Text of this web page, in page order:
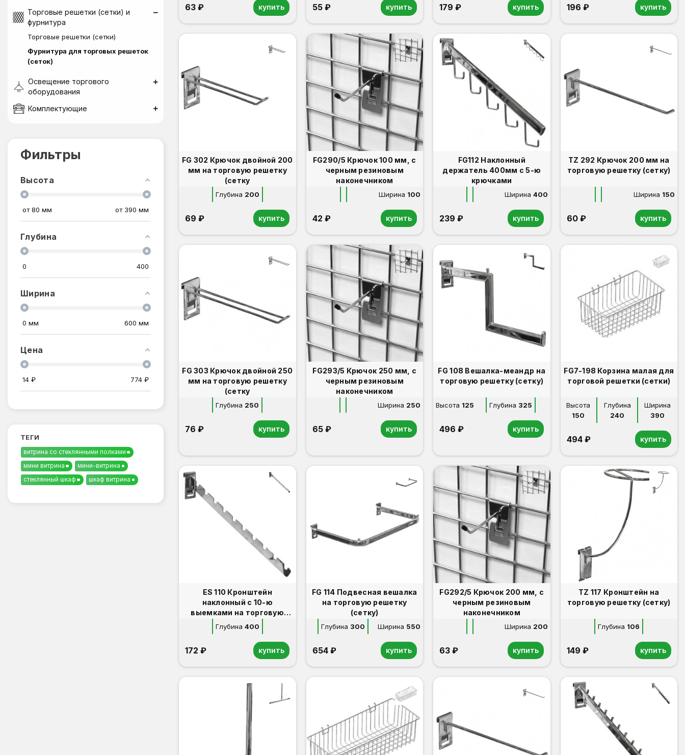
Торговые решетки (сетки) и
фурнитура
Торговые решетки (сетки)
Фурнитура для торговых решеток
(сеток)
Освещение торгового
оборудования
Комплектующие
Фильтры
Высота
от80 мм от 390 мм
Глубина
0 400
Ширина
0 мм 600 мм
Цена
14 ₽ 774 ₽
ТЕГИ
витрина со стеклянными полками
мини витрина
мини-витрина
стеклянный шкаф
шкаф витрина
63 ₽ купить 55 ₽ купить 179 ₽ купить 196 ₽ купить
FG 302 Крючок двойной 200
мм на торговую решетку
(сетку
Глубина 200
69 ₽ купить
FG290/5 Крючок 100 мм, с
черным резиновым
наконечником
Ширина 100
42 ₽ купить
FG112 Наклонный
держатель 400мм с 5-ю
крючками
Ширина 400
239 ₽ купить
TZ 292 Крючок 200 мм на
торговую решетку (сетку)
Ширина 150
60 ₽ купить
FG 303 Крючок двойной 250
мм на торговую решетку
(сетку
Глубина 250
76 ₽ купить
FG293/5 Крючок 250 мм, с
черным резиновым
наконечником
Ширина 250
65 ₽ купить
FG 108 Вешалка-меандр на
торговую решетку (сетку)
Высота 125 Глубина 325
496 ₽ купить
FG7-198 Корзина малая для
торговой решетки (сетки)
Высота
150
Глубина
240
Ширина
390
494 ₽ купить
ES 110 Кронштейн
наклонный с 10-ю
выемками на торговую
решетку (сетку)
Глубина 400
172 ₽ купить
FG 114 Подвесная вешалка
на торговую решетку
(сетку)
Глубина 300 Ширина 550
654 ₽ купить
FG292/5 Крючок 200 мм, с
черным резиновым
наконечником
Ширина 200
63 ₽ купить
TZ 117 Кронштейн на
торговую решетку (сетку)
Глубина 106
149 ₽ купить